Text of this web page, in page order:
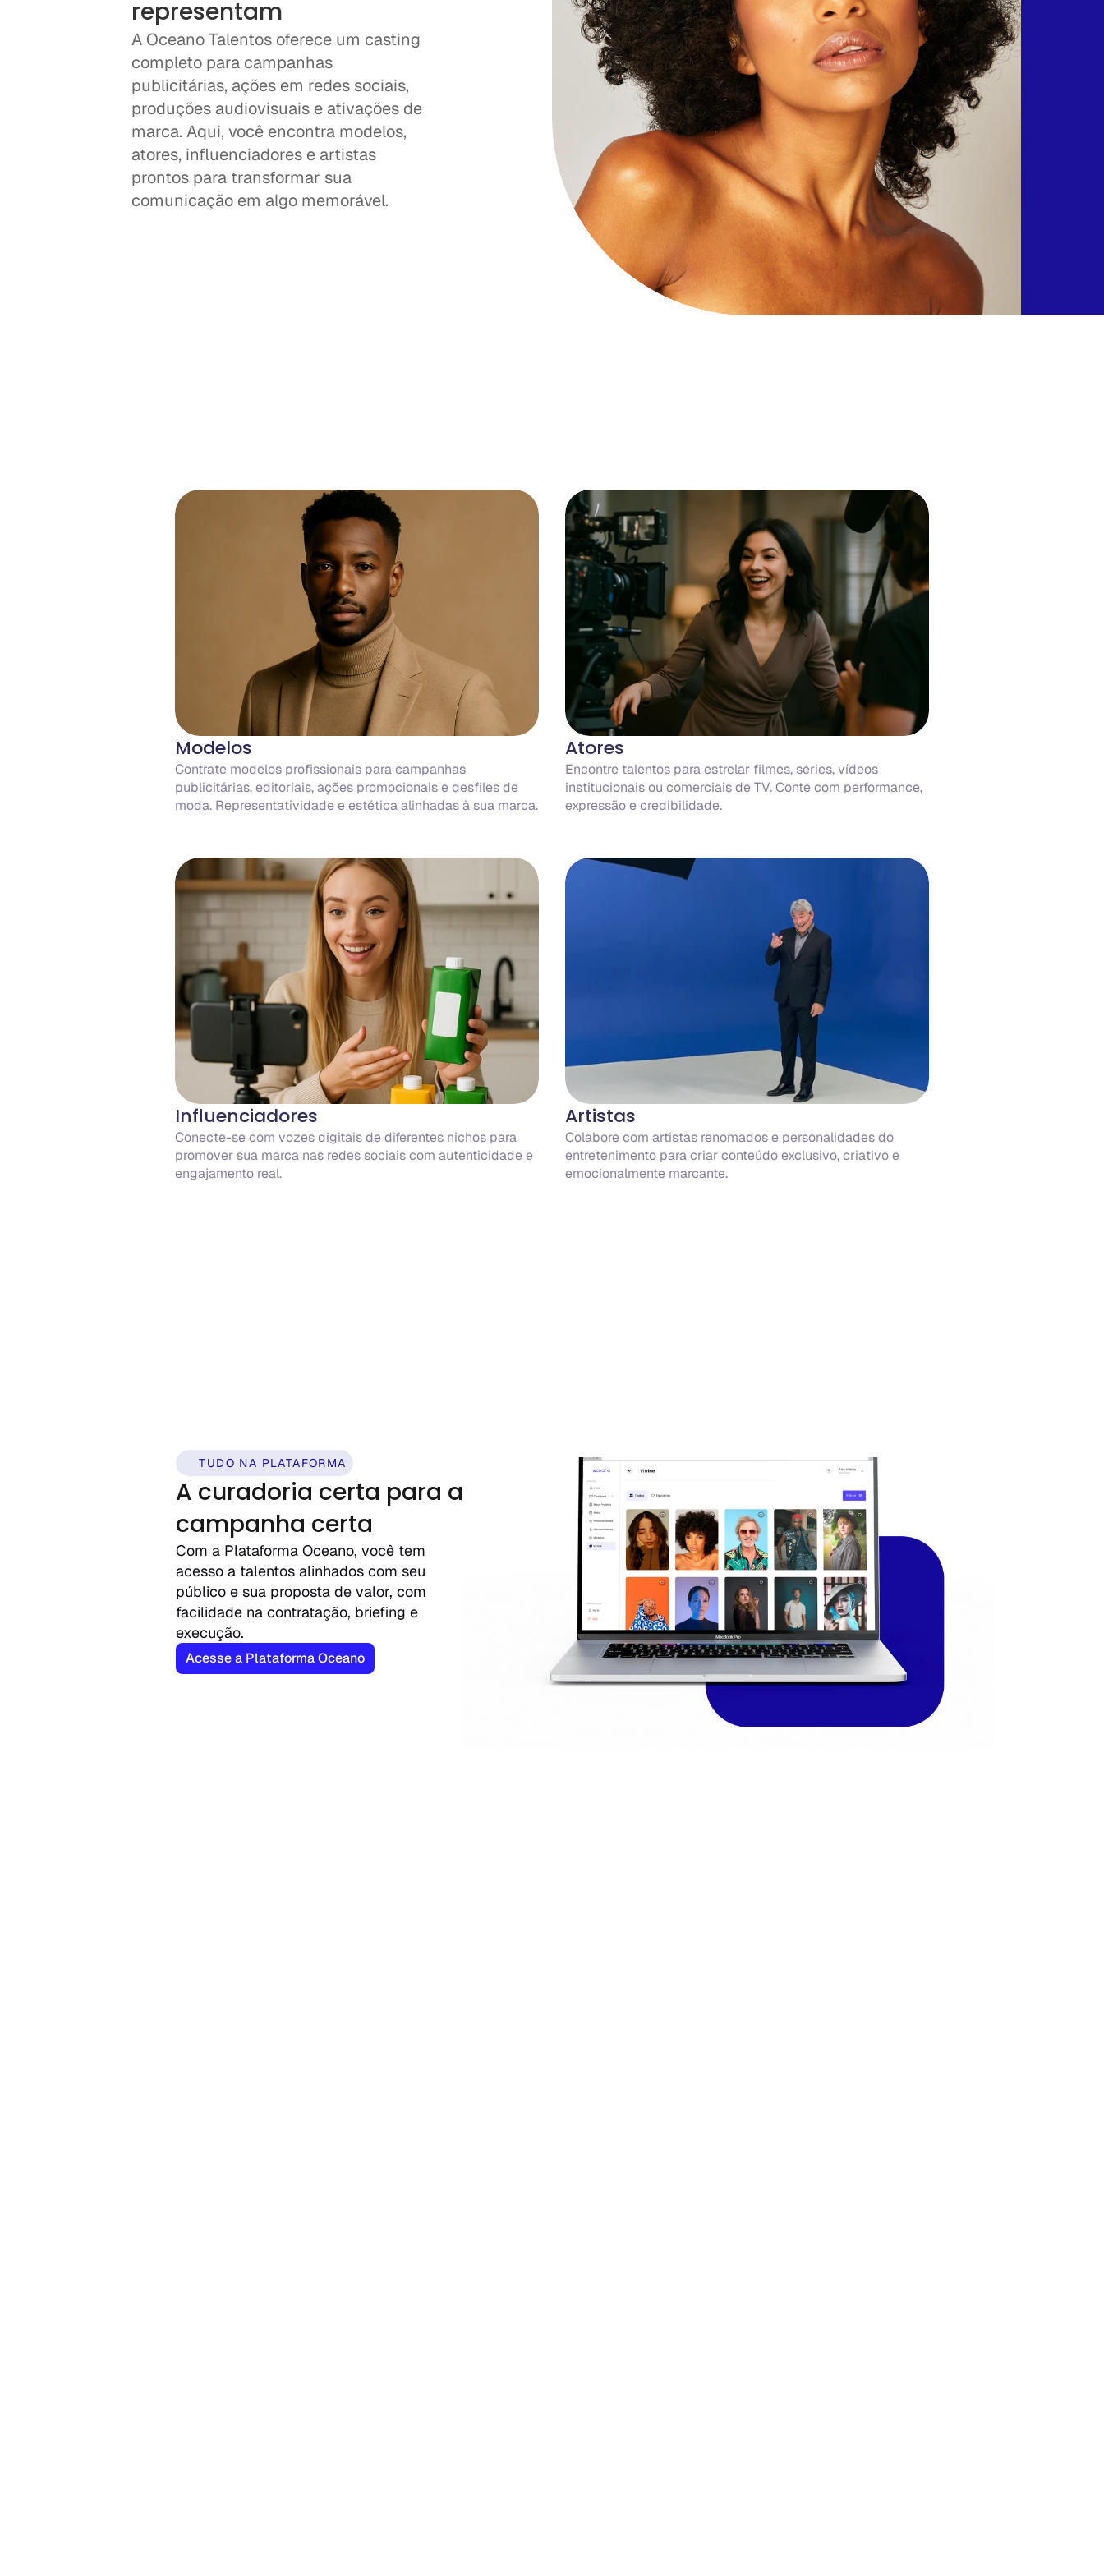
representam
A Oceano Talentos oferece um casting
completo para campanhas
publicitárias, ações em redes sociais,
produções audiovisuais e ativações de
marca. Aqui, você encontra modelos,
atores, influenciadores e artistas
prontos para transformar sua
comunicação em algo memorável.
Modelos
Contrate modelos profissionais para campanhas
publicitárias, editoriais, ações promocionais e desfiles de
moda. Representatividade e estética alinhadas à sua marca.
Atores
Encontre talentos para estrelar filmes, séries, vídeos
institucionais ou comerciais de TV. Conte com performance,
expressão e credibilidade.
Influenciadores
Conecte-se com vozes digitais de diferentes nichos para
promover sua marca nas redes sociais com autenticidade e
engajamento real.
Artistas
Colabore com artistas renomados e personalidades do
entretenimento para criar conteúdo exclusivo, criativo e
emocionalmente marcante.
TUDO NA PLATAFORMA
A curadoria certa para a
campanha certa
Com a Plataforma Oceano, você tem
acesso a talentos alinhados com seu
público e sua proposta de valor, com
facilidade na contratação, briefing e
execução.
Acesse a Plataforma Oceano